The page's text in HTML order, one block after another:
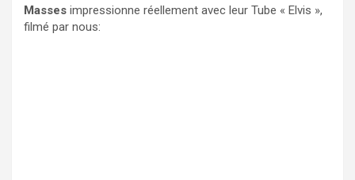
Masses impressionne réellement avec leur Tube « Elvis »,
filmé par nous: